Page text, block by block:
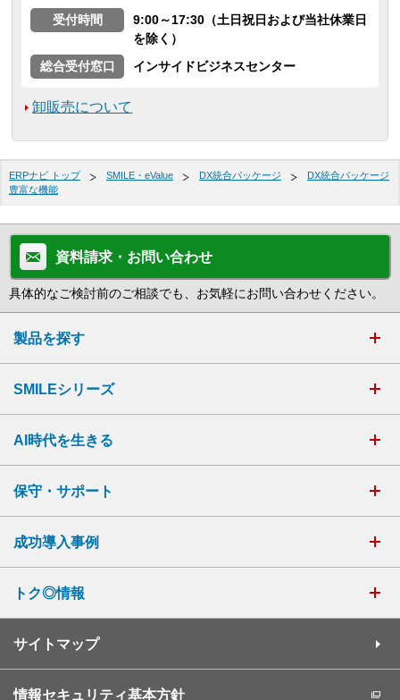
受付時間
9:00～17:30（土日祝日および当社休業日
を除く）
総合受付窓口
インサイドビジネスセンター
卸販売について
ERPナビ トップ SMILE・eValue DX統合パッケージ
DX統合パッケージ
豊富な機能
資料請求・お問い合わせ
具体的なご検討前のご相談でも、お気軽にお問い合わせください。
製品を探す
SMILEシリーズ
AI時代を生きる
保守・サポート
成功導入事例
トク◎情報
サイトマップ
情報セキュリティ基本方針